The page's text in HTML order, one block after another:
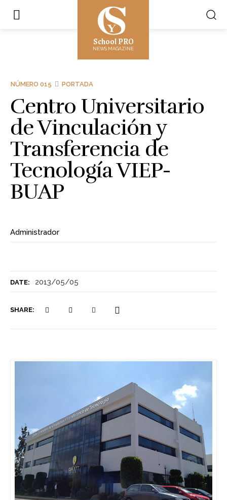
School PRO
NEWS MAGAZINE
DATE: 2013/05/05
SHARE:
NÚMERO 015 PORTADA
Centro Universitario
de Vinculación y
Transferencia de
Tecnología VIEP-
BUAP
Administrador